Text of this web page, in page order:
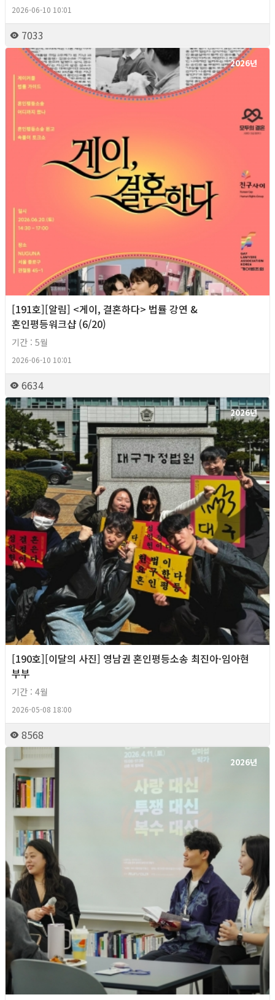
2026-06-10 10:01
7033
2026년
[191호][알림] <게이, 결혼하다> 법률 강연 &
혼인평등워크샵 (6/20)
기간 : 5월
2026-06-10 10:01
6634
2026년
[190호][이달의 사진] 영남권 혼인평등소송 최진아·임아현
부부
기간 : 4월
2026-05-08 18:00
8568
2026년